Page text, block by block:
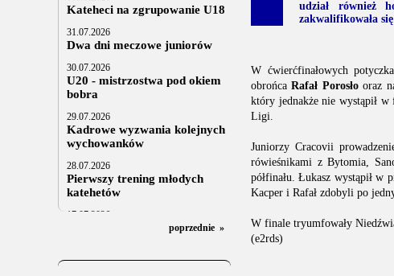
Kateheci na zgrupowanie U18
31.07.2026
Dwa dni meczowe juniorów
30.07.2026
U20 - mistrzostwa pod okiem
bobra
29.07.2026
Kadrowe wyzwania kolejnych
wychowanków
28.07.2026
Pierwszy trening młodych
katehetów
17.07.2026
U20: z kraju i z zagranicy
Za trzy tygodnie na lód
poprzednie »
udział również
zakwalifikowała
W ćwierćfinałowych
obrońcaRafał Porosłooraz
który jednakże nie wystąpił w
Ligi.
Juniorzy Cracovii
rówieśnikami z Bytomia,
półfinału. Łukasz wystąpił w
Kacper i Rafał zdobyli po
W finale tryumfowały
(e2rds)